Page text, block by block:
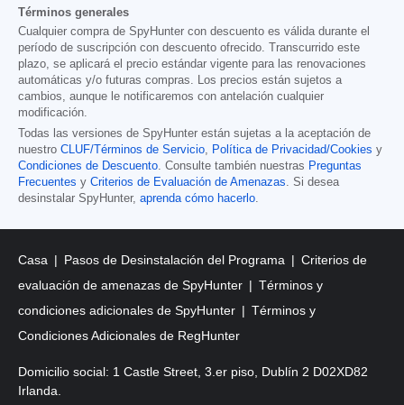
Términos generales
Cualquier compra de SpyHunter con descuento es válida durante el
período de suscripción con descuento ofrecido. Transcurrido este
plazo, se aplicará el precio estándar vigente para las renovaciones
automáticas y/o futuras compras. Los precios están sujetos a
cambios, aunque le notificaremos con antelación cualquier
modificación.
Todas las versiones de SpyHunter están sujetas a la aceptación de
nuestro CLUF/Términos de Servicio Política de Privacidad/Cookies y
Condiciones de Descuento . Consulte también nuestras Preguntas
Frecuentes y Criterios de Evaluación de Amenazas . Si desea
desinstalar SpyHunter, aprenda cómo hacerlo
Casa Pasos de Desinstalación del Programa
Criterios de
evaluación de amenazas de SpyHunter
Términos y
condiciones adicionales de SpyHunter
Términos y
Condiciones Adicionales de RegHunter
Domicilio social: 1 Castle Street, 3.er piso, Dublín 2 D02XD82
Irlanda.